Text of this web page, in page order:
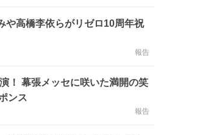
や高橋李依らがリゼロ10周年祝
報告
！ 幕張メッセに咲いた満開の笑
ンス
報告